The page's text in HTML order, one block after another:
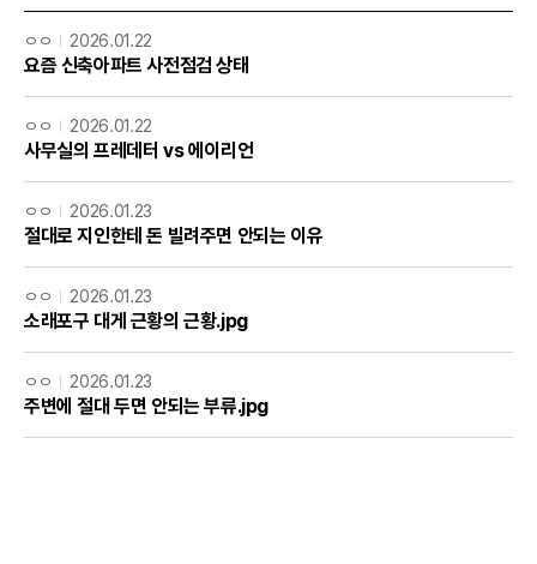
ㅇㅇ 2026.01.22
요즘 신축아파트 사전점검 상태
ㅇㅇ 2026.01.22
사무실의 프레데터 vs 에이리언
ㅇㅇ 2026.01.23
절대로 지인한테 돈 빌려주면 안되는 이유
ㅇㅇ 2026.01.23
소래포구 대게 근황의 근황.jpg
ㅇㅇ 2026.01.23
주변에 절대 두면 안되는 부류.jpg